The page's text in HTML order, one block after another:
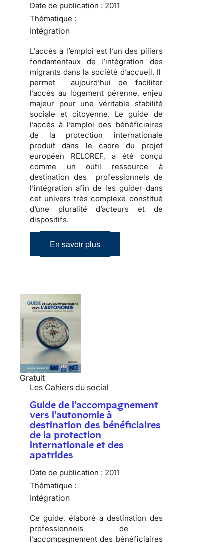
Date de publication : 2011
Thématique :
Intégration
L’accès à l’emploi est l’un des piliers
fondamentaux de l’intégration des
migrants dans la société d’accueil. Il
permet aujourd’hui de faciliter
l’accès au logementpérenne, enjeu
majeur pour une véritable stabilité
sociale et citoyenne. Le guide de
l’accès à l’emploi des bénéficiaires
de la protection internationale
produit dans le cadre du projet
européen RELOREF, a été conçu
comme un outil ressource à
destination des professionnels de
l’intégration afin de les guider dans
cet univers très complexe constitué
d’une pluralité d’acteurs et de
dispositifs.
En savoir plus
Gratuit
Les Cahiers du social
Guide de l'accompagnement
vers l'autonomie à
destination des bénéficiaires
de la protection
internationale et des
apatrides
Date de publication : 2011
Thématique :
Intégration
Ce guide, élaboré à destination des
professionnels de
l’accompagnement des bénéficiaires